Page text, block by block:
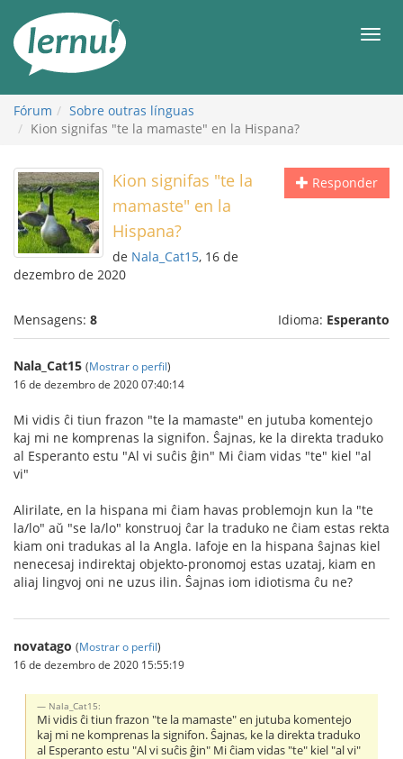
conteúdo
Fórum
Sobre outras línguas
Kion signifas "te la mamaste" en la Hispana?
Responder
Kion signifas "te la
mamaste" en la
Hispana?
de Nala_Cat15, 16 de
dezembro de 2020
Mensagens: 8 Idioma: Esperanto
Nala_Cat15 (Mostrar o perfil)
16 de dezembro de 2020 07:40:14
Mi vidis ĉi tiun frazon "te la mamaste" en jutuba komentejo
kaj mi ne komprenas la signifon. Ŝajnas, ke la direkta traduko
al Esperanto estu "Al vi suĉis ĝin" Mi ĉiam vidas "te" kiel "al
vi"
Alirilate, en la hispana mi ĉiam havas problemojn kun la "te
la/lo" aŭ "se la/lo" konstruoj ĉar la traduko ne ĉiam estas rekta
kiam oni tradukas al la Angla. Iafoje en la hispana ŝajnas kiel
nenecesaj indirektaj objekto-pronomoj estas uzataj, kiam en
aliaj lingvoj oni ne uzus ilin. Ŝajnas iom idiotisma ĉu ne?
novatago (Mostrar o perfil)
16 de dezembro de 2020 15:55:19
Nala_Cat15:
Mi vidis ĉi tiun frazon "te la mamaste" en jutuba komentejo
kaj mi ne komprenas la signifon. Ŝajnas, ke la direkta traduko
al Esperanto estu "Al vi suĉis ĝin" Mi ĉiam vidas "te" kiel "al vi"